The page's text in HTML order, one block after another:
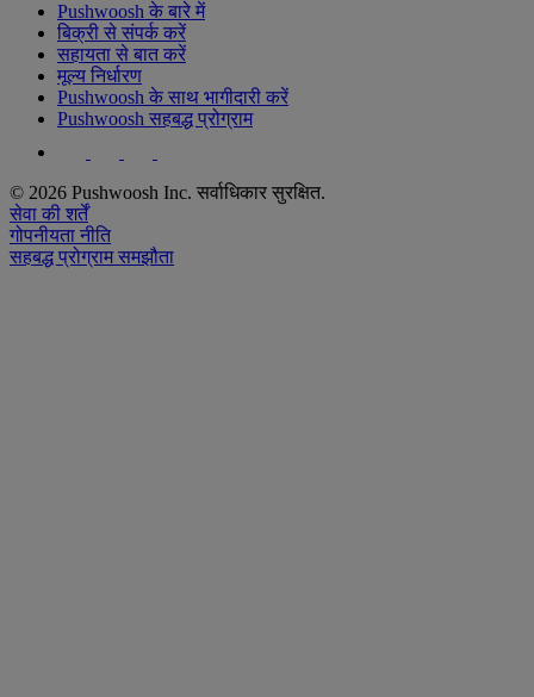
Pushwoosh के बारे में
बिक्री से संपर्क करें
सहायता से बात करें
मूल्य निर्धारण
Pushwoosh के साथ भागीदारी करें
Pushwoosh सहबद्ध प्रोग्राम
© 2026 Pushwoosh Inc. सर्वाधिकार सुरक्षित.
सेवा की शर्तें
गोपनीयता नीति
सहबद्ध प्रोग्राम समझौता